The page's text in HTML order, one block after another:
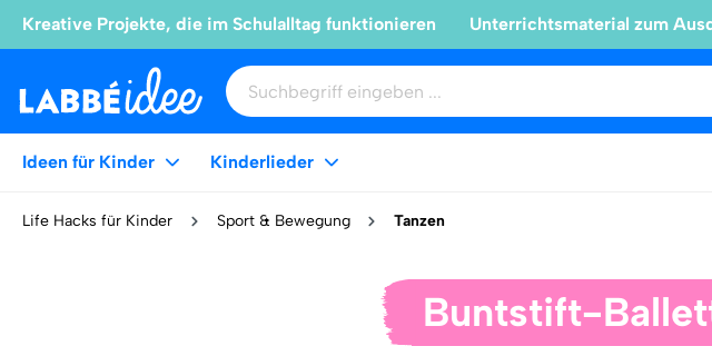
Kreative Projekte, die im Schulalltag funktionieren Unterrichtsmaterial zum
Ideen für Kinder Kinderlieder
Life Hacks für Kinder Sport & Bewegung Tanzen
Buntstift-